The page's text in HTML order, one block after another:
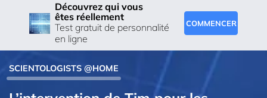
Découvrez qui vous
êtes réellement
Test gratuit de personnalité
en ligne
COMMENCER
SCIENTOLOGISTS @HOME